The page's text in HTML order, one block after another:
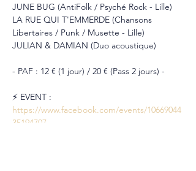
JUNE BUG (AntiFolk / Psyché Rock - Lille)
LA RUE QUI T'EMMERDE (Chansons
Libertaires / Punk / Musette - Lille)
JULIAN & DAMIAN (Duo acoustique)
- PAF : 12 € (1 jour) / 20 € (Pass 2 jours) -
⚡️ EVENT :
https://www.facebook.com/events/10669044
35194707